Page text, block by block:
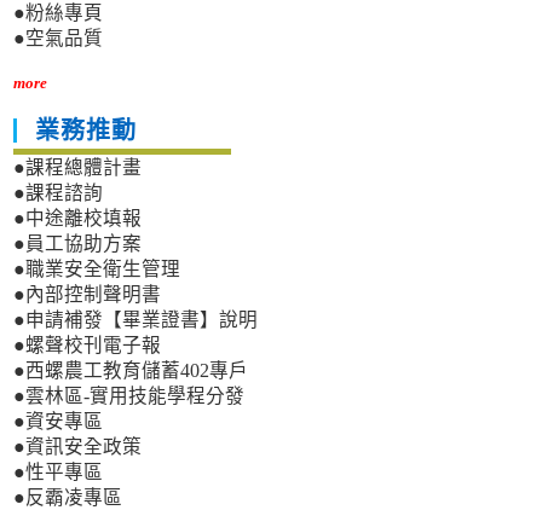
●粉絲專頁
●空氣品質
more
業務推動
●課程總體計畫
●課程諮詢
●中途離校填報
●員工協助方案
●職業安全衛生管理
●內部控制聲明書
●申請補發【畢業證書】說明
●螺聲校刊電子報
●西螺農工教育儲蓄402專戶
●雲林區-實用技能學程分發
●資安專區
●資訊安全政策
●性平專區
●反霸凌專區